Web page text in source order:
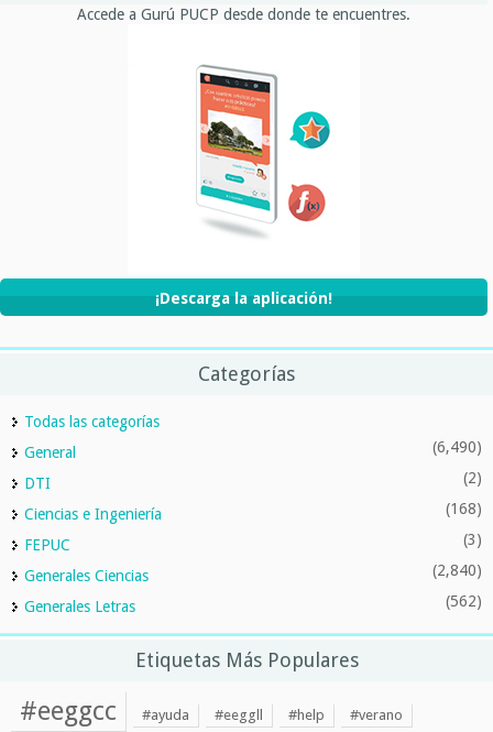
Accede a Gurú PUCP desde donde te encuentres.
¡Descarga la aplicación!
Categorías
Todas las categorías
General
(6,490)
DTI (2)
Ciencias e Ingeniería (168)
FEPUC (3)
Generales Ciencias (2,840)
Generales Letras (562)
Etiquetas Más Populares
#eeggcc #ayuda #eeggll #help #verano